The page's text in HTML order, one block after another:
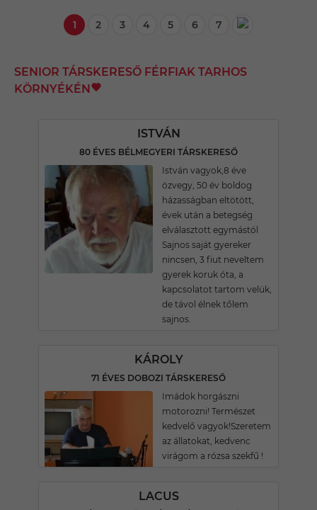
1 2 3 4 5 6 7
SENIOR TÁRSKERESŐ FÉRFIAK TARHOS
KÖRNYÉKÉN
ISTVÁN
80 ÉVES BÉLMEGYERI TÁRSKERESŐ
István vagyok,8 éve
özvegy, 50 év boldog
házasságban eltötött,
évek után a betegség
elválasztott egymástól
Sajnos saját gyereker
nincsen, 3 fiut neveltem
gyerek koruk óta, a
kapcsolatot tartom velük,
de távol élnek tőlem
sajnos.
KÁROLY
71 ÉVES DOBOZI TÁRSKERESŐ
Imádok horgászni
motorozni! Természet
kedvelő vagyok!Szeretem
az állatokat, kedvenc
virágom a rózsa szekfű !
LACUS